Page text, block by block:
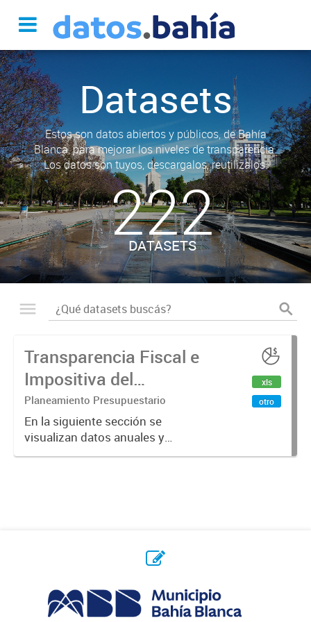
Datasets
Estos son datos abiertos y públicos, de Bahía
Blanca, para mejorar los niveles de transparencia.
Los datos son tuyos, descargalos, reutilizalos.
222
DATASETS
Transparencia Fiscal e
Impositiva del
Municipio. Año 2024
Planeamiento Presupuestario
En la siguiente sección se
visualizan datos anuales y
trimestrales referidos a la
xls
otro